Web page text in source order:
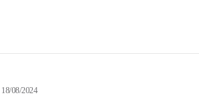
18/08/2024